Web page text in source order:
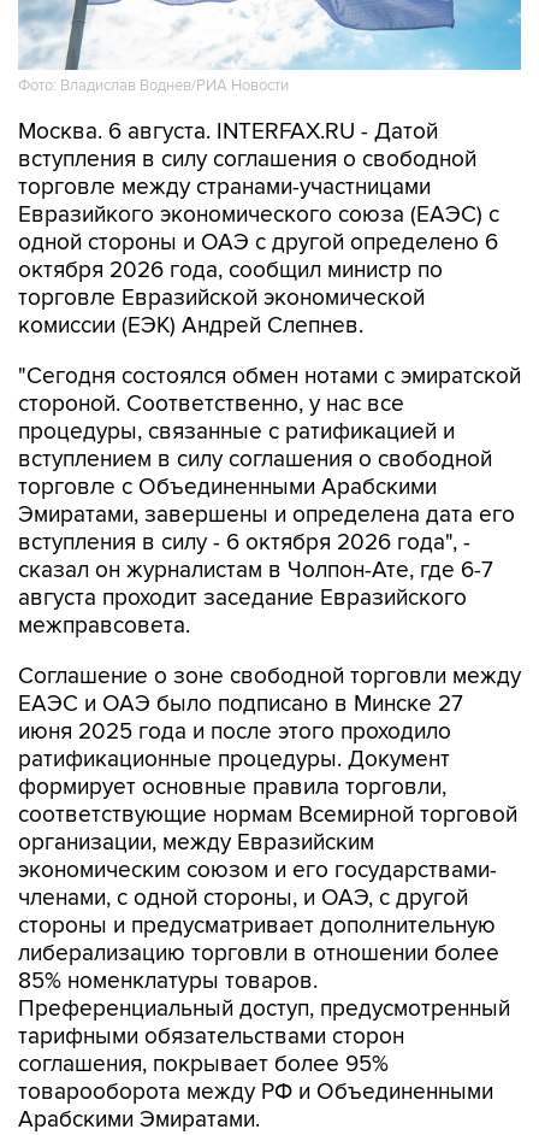
Фото: Владислав Воднев/РИА Новости
Москва. 6 августа. INTERFAX.RU - Датой
вступления в силу соглашения о свободной
торговле между странами-участницами
Евразийкого экономического союза (ЕАЭС) с
одной стороны и ОАЭ с другой определено 6
октября 2026 года, сообщил министр по
торговле Евразийской экономической
комиссии (ЕЭК) Андрей Слепнев.
"Сегодня состоялся обмен нотами с эмиратской
стороной. Соответственно, у нас все
процедуры, связанные с ратификацией и
вступлением в силу соглашения о свободной
торговле с Объединенными Арабскими
Эмиратами, завершены и определена дата его
вступления в силу - 6 октября 2026 года", -
сказал он журналистам в Чолпон-Ате, где 6-7
августа проходит заседание Евразийского
межправсовета.
Соглашение о зоне свободной торговли между
ЕАЭС и ОАЭ было подписано в Минске 27
июня 2025 года и после этого проходило
ратификационные процедуры. Документ
формирует основные правила торговли,
соответствующие нормам Всемирной торговой
организации, между Евразийским
экономическим союзом и его государствами-
членами, с одной стороны, и ОАЭ, с другой
стороны и предусматривает дополнительную
либерализацию торговли в отношении более
85% номенклатуры товаров.
Преференциальный доступ, предусмотренный
тарифными обязательствами сторон
соглашения, покрывает более 95%
товарооборота между РФ и Объединенными
Арабскими Эмиратами.